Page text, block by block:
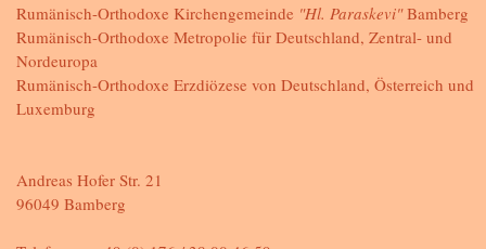
Rumänisch-Orthodoxe Kirchengemeinde "Hl. Paraskevi"Bamberg
Rumänisch-Orthodoxe Metropolie für Deutschland, Zentral- und
Nordeuropa
Rumänisch-Orthodoxe Erzdiözese von Deutschland, Österreich und
Luxemburg
Andreas Hofer Str. 21
96049 Bamberg